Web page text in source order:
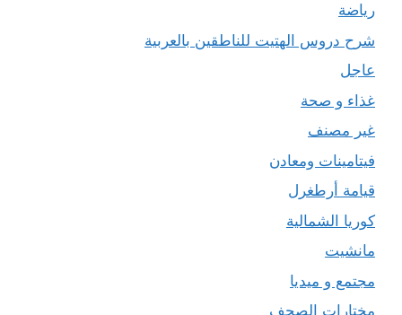
رياضة
شرح دروس الهتيت للناطقين بالعربية
عاجل
غذاء و صحة
غير مصنف
فيتامينات ومعادن
قيامة أرطغرل
كوريا الشمالية
مانشيت
مجتمع و ميديا
مختارات الصحف